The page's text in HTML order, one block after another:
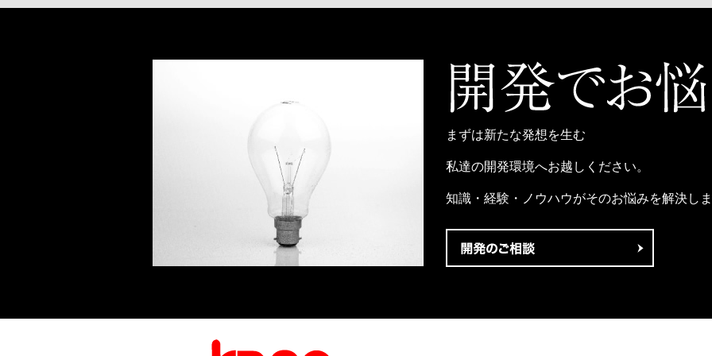
まずは新たな発想を生む
私達の開発環境へお越しください。
知識・経験・ノウハウがそのお悩みを解決し